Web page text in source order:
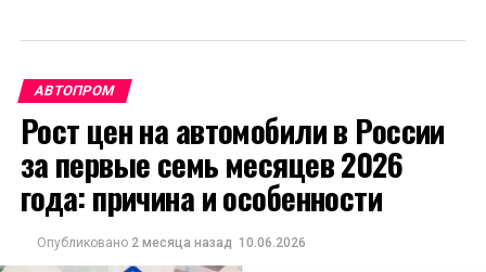
АВТОПРОМ
Рост цен на автомобили в России
за первые семь месяцев 2026
года: причина и особенности
Опубликовано 2 месяца назад 10.06.2026